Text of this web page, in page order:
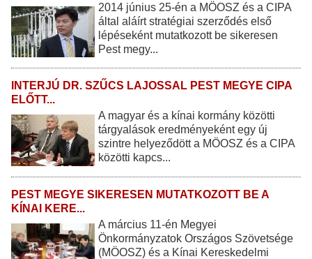
2014 június 25-én a MÖOSZ és a CIPA
által aláírt stratégiai szerződés első
lépéseként mutatkozott be sikeresen
Pest megy...
INTERJÚ DR. SZŰCS LAJOSSAL PEST MEGYE CIPA
ELŐTT...
A magyar és a kínai kormány közötti
tárgyalások eredményeként egy új
szintre helyeződött a MÖOSZ és a CIPA
közötti kapcs...
PEST MEGYE SIKERESEN MUTATKOZOTT BE A
KÍNAI KERE...
A március 11-én Megyei
Önkormányzatok Országos Szövetsége
(MÖOSZ) és a Kínai Kereskedelmi